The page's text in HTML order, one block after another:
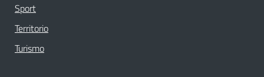
Sport
Territorio
Turismo